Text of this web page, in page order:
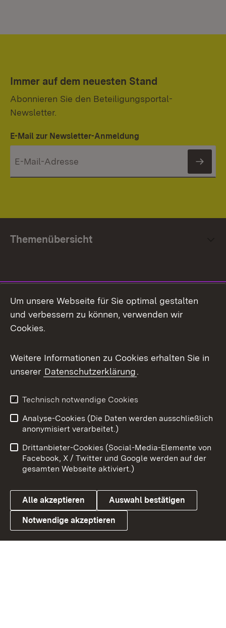
Immer auf dem neuesten Stand
Abonnieren Sie den Beteiligungsportal-
Newsletter.
E-Mail zur Newsletter-Anmeldung
Themenübersicht
Facebook
X / Twitter
Youtube
Link zum Landesportal
Impressum
Kontakt
Barrierefreiheit
Datenschutz
Cookies
Um unsere Webseite für Sie optimal gestalten
und verbessern zu können, verwenden wir
Cookies.
Weitere Informationen zu Cookies erhalten Sie in
unserer Datenschutzerklärung.
Technisch notwendige Cookies
Analyse-Cookies (Die Daten werden ausschließlich
anonymisiert verarbeitet.)
Drittanbieter-Cookies (Social-Media-Elemente von
Facebook, X / Twitter und Google werden auf der
gesamten Webseite aktiviert.)
Alle akzeptieren Auswahl bestätigen
Notwendige akzeptieren